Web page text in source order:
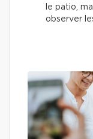
le patio,
observer